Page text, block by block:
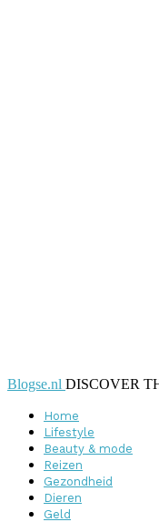
Blogse.nl DISCOVER
Home
Lifestyle
Beauty & mode
Reizen
Gezondheid
Dieren
Geld